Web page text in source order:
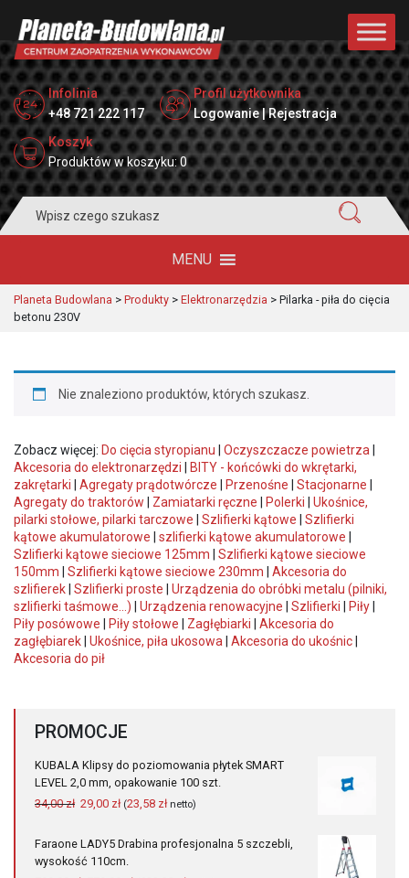
Infolinia
+48 721 222 117
Profil użytkownika
Logowanie | Rejestracja
Koszyk
Produktów w koszyku: 0
for:
MENU
Planeta Budowlana > Produkty > Elektronarzędzia > Pilarka - piła do cięcia
betonu 230V
Nie znaleziono produktów, których szukasz.
Zobacz więcej: Do cięcia styropianu Oczyszczacze powietrza
Akcesoria do elektronarzędzi
BITY - końcówki do wkrętarki,
zakrętarki
Agregaty prądotwórcze Przenośne Stacjonarne
Agregaty do traktorów
Zamiatarki ręczne Polerki
Ukośnice,
pilarki stołowe, pilarki tarczowe
Szlifierki kątowe
Szlifierki
kątowe akumulatorowe
szlifierki kątowe akumulatorowe
Szlifierki kątowe sieciowe 125mm
Szlifierki kątowe sieciowe
150mm
Szlifierki kątowe sieciowe 230mm
Akcesoria do
szlifierek Szlifierki proste
Urządzenia do obróbki metalu (pilniki,
szlifierki taśmowe...)
Urządzenia renowacyjne Szlifierki Piły
Piły posówowe
Piły stołowe Zagłębiarki
Akcesoria do
zagłębiarek Ukośnice, piła ukosowa Akcesoria do ukośnic
Akcesoria do pił
PROMOCJE
KUBALA Klipsy do poziomowania płytek SMART
LEVEL 2,0 mm, opakowanie 100 szt.
34,00zł Pierwotna
wynosiła:
34,00 zł.
29,00 złAktualna
wynosi:
29,00 zł.
(23,58 złnetto)
Faraone LADY5 Drabina profesjonalna 5 szczebli,
wysokość 110cm.